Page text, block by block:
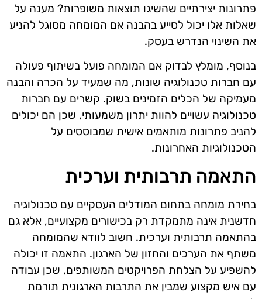
פתרונות יצירתיים שהשיגו תוצאות משופרות? מענה על
שאלות אלו יכול לסייע בהבנה אם המומחה מסוגל להניע
את השינוי הנדרש בעסק.
בנוסף, מומלץ לבדוק אם המומחה פועל בשיתוף פעולה
עם חברות טכנולוגיה שונות, מה שמעיד על הכרה והבנה
מעמיקה של הכלים הזמינים בשוק. קשרים עם חברות
טכנולוגיה עשויים להוות יתרון משמעותי, שכן הם יכולים
להניב פתרונות מותאמים אישית שמבוססים על
הטכנולוגיות האחרונות.
התאמה תרבותית וערכית
בחירת מומחה בתחום המודלים העסקיים עם טכנולוגיה
חדשנית אינה מתמקדת רק בכישורים מקצועיים, אלא גם
בהתאמה תרבותית וערכית. חשוב לוודא שהמומחה
משתף את הערכים והחזון של הארגון. התאמה זו יכולה
להשפיע על הצלחת הפרויקטים המשותפים, שכן עבודה
עם איש מקצוע שמבין את התרבות הארגונית תורמת